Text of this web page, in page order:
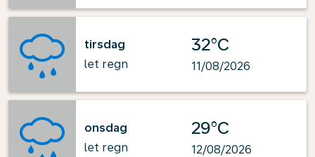
tirsdag
let regn
32°C
11/08/2026
onsdag
let regn
29°C
12/08/2026